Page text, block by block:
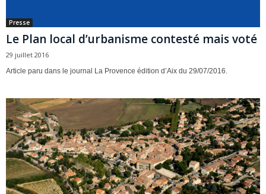
Presse
Le Plan local d’urbanisme contesté mais voté
29 juillet 2016
Article paru dans le journal La Provence édition d’Aix du 29/07/2016.